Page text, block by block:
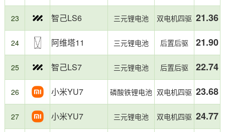
23 智己LS6 三元锂电池 双电机四驱 21.36
24 阿维塔11 三元锂电池 后置后驱 21.90
25 智己LS7 三元锂电池 后置后驱 22.74
26 小米YU7 磷酸铁锂电池 双电机四驱 23.68
27 小米YU7 三元锂电池 双电机四驱 24.77